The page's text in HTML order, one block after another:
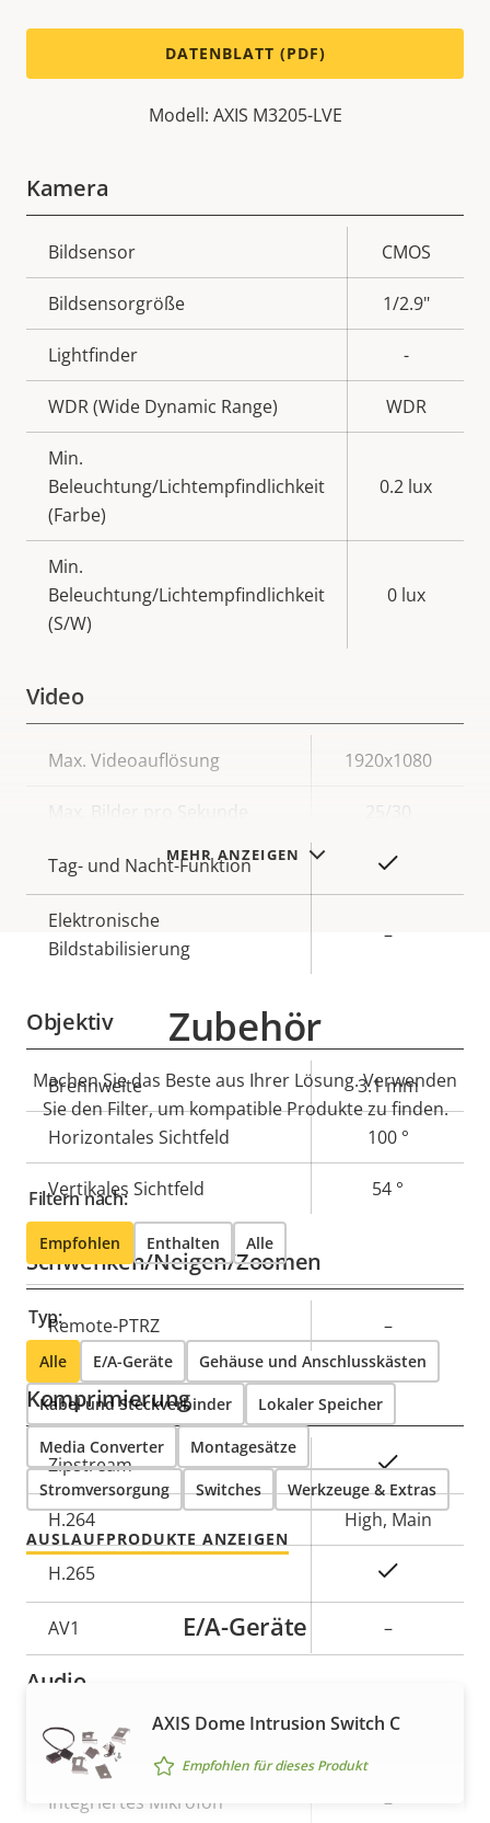
MEHR ANZEIGEN
DATENBLATT (PDF)
Modell: AXIS M3205-LVE
Kamera
Eigentumsbeschreibung Eigentumswert
Bildsensor CMOS
Bildsensorgröße 1/2.9"
Lightfinder -
WDR (Wide Dynamic Range) WDR
Min.
Beleuchtung/Lichtempfindlichkeit
(Farbe)
0.2 lux
Min.
Beleuchtung/Lichtempfindlichkeit
(S/W)
0 lux
Video
Eigentumsbeschreibung Eigentumswert
Max. Videoauflösung 1920x1080
Tag- und Nacht-Funktion
Elektronische
Bildstabilisierung
–
Objektiv
Eigentumsbeschreibung Eigentumswert
Brennweite 3.1 mm
Horizontales Sichtfeld 100 °
Vertikales Sichtfeld 54 °
Schwenken/Neigen/Zoomen
Eigentumsbeschreibung Eigentumswert
Remote-PTRZ –
Komprimierung
Eigentumsbeschreibung Eigentumswert
Zipstream Ja
H.264 High, Main
H.265
AV1 –
Audio
Eigentumsbeschreibung
Audiounterstützung
Integriertes Mikrofon –
Zubehör
Machen Sie das Beste aus Ihrer Lösung. Verwenden
Sie den Filter, um kompatible Produkte zu finden.
Filtern nach:
Empfohlen Enthalten Alle
Typ:
Alle E/A-Geräte Gehäuse und Anschlusskästen
Kabel und Steckverbinder Lokaler Speicher
Media Converter Montagesätze
Stromversorgung Switches Werkzeuge & Extras
AUSLAUFPRODUKTE ANZEIGEN
E/A-Geräte
AXIS Dome Intrusion Switch C
Empfohlen für dieses Produkt